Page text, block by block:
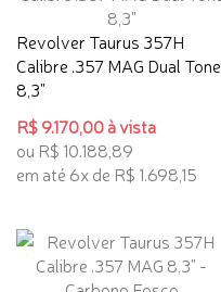
Revolver Taurus 357H
Calibre .357 MAG Dual Tone
8,3"
R$ 9.170,00 à vista
ou R$ 10.188,89
em até 6x de R$ 1.698,15